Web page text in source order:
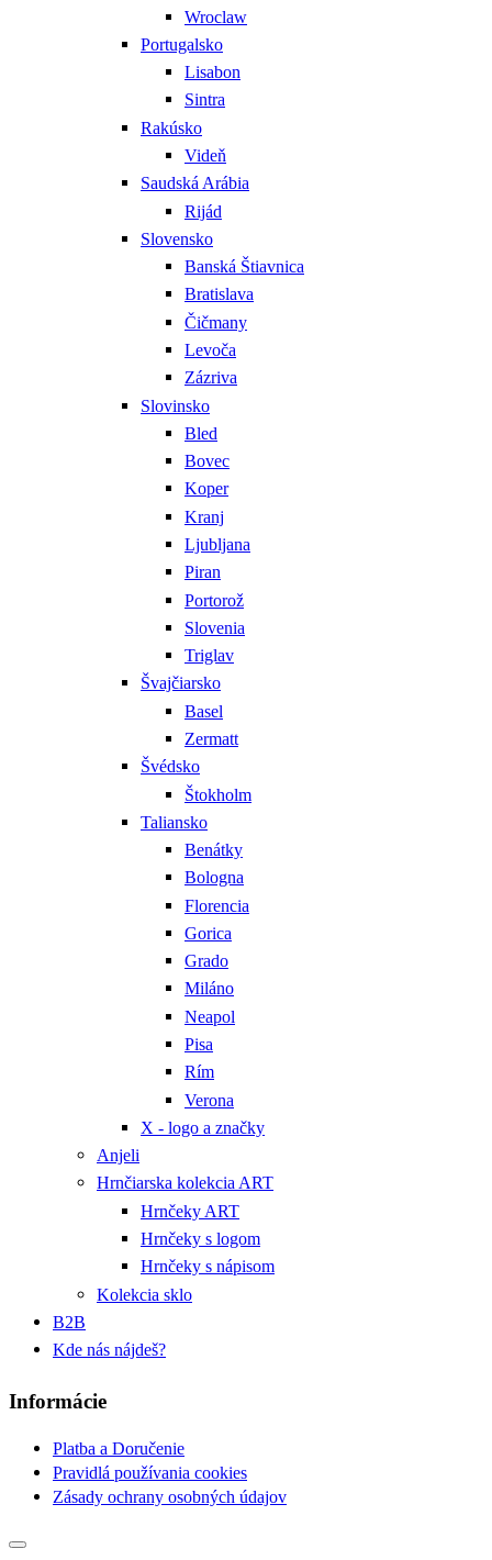
Wroclaw
Portugalsko
Lisabon
Sintra
Rakúsko
Videň
Saudská Arábia
Rijád
Slovensko
Banská Štiavnica
Bratislava
Čičmany
Levoča
Zázriva
Slovinsko
Bled
Bovec
Koper
Kranj
Ljubljana
Piran
Portorož
Slovenia
Triglav
Švajčiarsko
Basel
Zermatt
Švédsko
Štokholm
Taliansko
Benátky
Bologna
Florencia
Gorica
Grado
Miláno
Neapol
Pisa
Rím
Verona
X - logo a značky
Anjeli
Hrnčiarska kolekcia ART
Hrnčeky ART
Hrnčeky s logom
Hrnčeky s nápisom
Kolekcia sklo
B2B
Kde nás nájdeš?
Informácie
Platba a Doručenie
Pravidlá používania cookies
Zásady ochrany osobných údajov